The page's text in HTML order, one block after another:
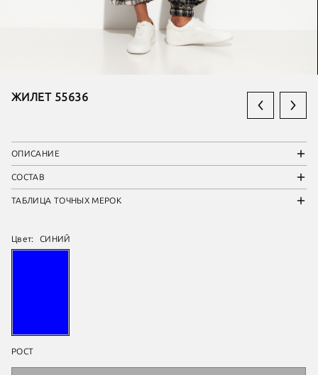
ЖИЛЕТ 55636
ОПИСАНИЕ
СОСТАВ
ТАБЛИЦА ТОЧНЫХ МЕРОК
Цвет: СИНИЙ
РОСТ